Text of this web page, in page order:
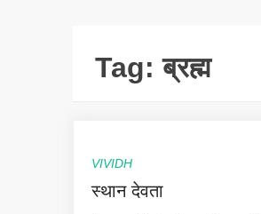
Tag:ब्रह्म
VIVIDH
स्थान देवता